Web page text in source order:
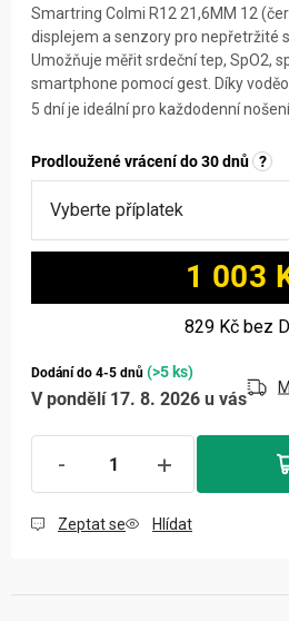
Smartring Colmi R12 21,6MM 12
displejem a senzory pro nepřetržité
Umožňuje měřit srdeční tep, SpO2,
smartphone pomocí gest. Díky
5 dní je ideální pro každodenní
Prodloužené vrácení do 30 dnů ?
1 003
829 Kčbez
Dodání do 4-5 dnů (>5 ks)
V pondělí 17. 8. 2026 u vás
Zeptat se Hlídat